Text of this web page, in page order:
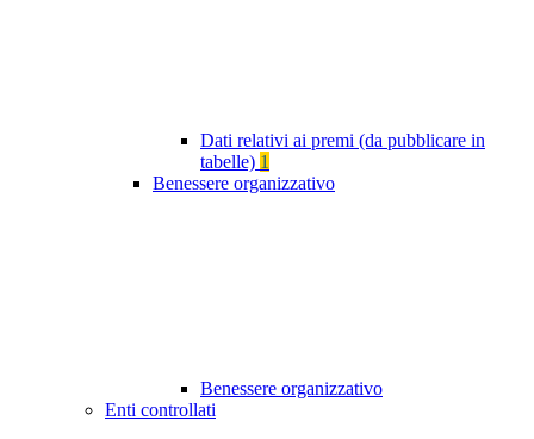
Dati relativi ai premi (da pubblicare in
tabelle) 1
Benessere organizzativo
Benessere organizzativo
Enti controllati